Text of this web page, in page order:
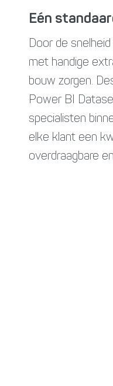
Eén
Door de
met handige
bouw zorgen.
Power BI
specialisten
elke klant een
overdraagbare